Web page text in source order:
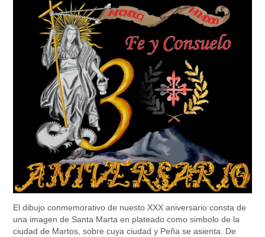
El dibujo conmemorativo de nuesto XXX aniversario consta de
una imagen de Santa Marta en plateado como simbolo de la
ciudad de Martos, sobre cuya ciudad y Peña se asienta. De